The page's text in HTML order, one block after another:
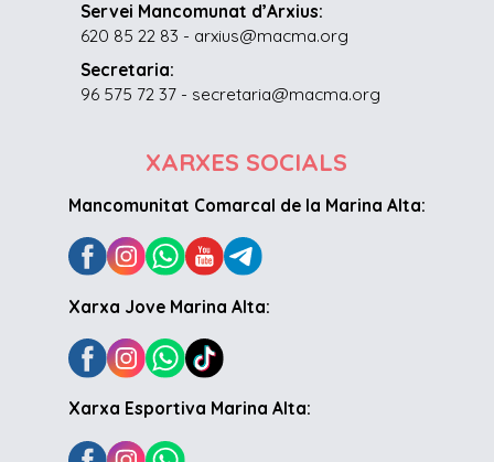
Servei Mancomunat d’Arxius:
620 85 22 83 - arxius@macma.org
Secretaria:
96 575 72 37 - secretaria@macma.org
XARXES SOCIALS
Mancomunitat Comarcal de la Marina Alta:
Xarxa Jove Marina Alta:
Xarxa Esportiva Marina Alta: